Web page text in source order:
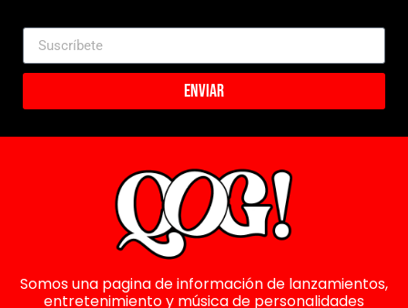
Enviar
Somos una pagina de información de lanzamientos,
entretenimiento y música de personalidades